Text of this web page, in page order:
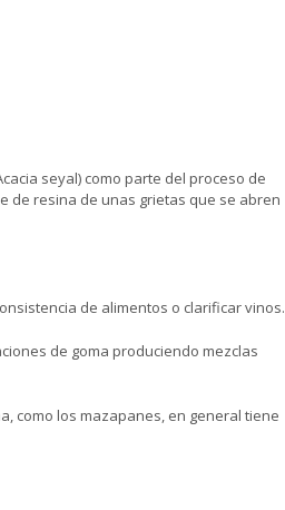
seyal) como parte del proceso de
de resina de unas grietas que se abren
de alimentos o clarificar vinos.
de goma produciendo mezclas
como los mazapanes, en general tiene